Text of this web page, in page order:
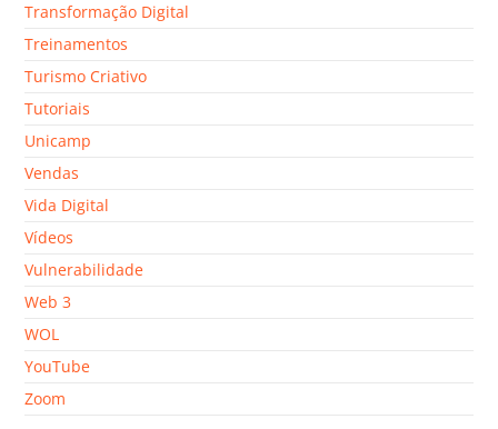
Transformação Digital
Treinamentos
Turismo Criativo
Tutoriais
Unicamp
Vendas
Vida Digital
Vídeos
Vulnerabilidade
Web 3
WOL
YouTube
Zoom